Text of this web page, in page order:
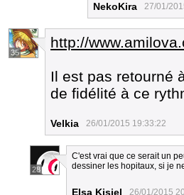
NekoKira 27/01/
35
http://
Il est pas retourné
de fidélité à ce
Velkia 26/01/2015 19:33:22
28
C'est vrai que ce serait un
dessiner les hopitaux, si je
Elsa Kisiel 26/01/2015